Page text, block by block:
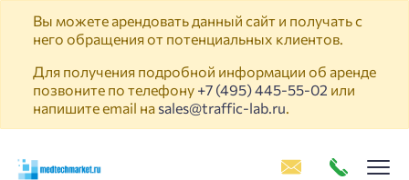
Вы можете арендовать данный сайт и получать с
него обращения от потенциальных клиентов.
Для получения подробной информации об аренде
позвоните по телефону +7 (495) 445-55-02 или
напишите email на sales@traffic-lab.ru.